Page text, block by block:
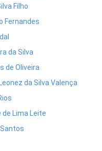
Filho
Fernandes
da Silva
de Oliveira
da Silva Valença
de Lima Leite